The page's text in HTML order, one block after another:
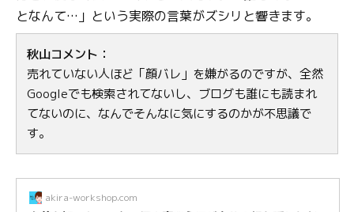
となんて…」という実際の言葉がズシリと響きます。
秋山コメント：
売れていない人ほど「顔バレ」を嫌がるのですが、全然
Googleでも検索されてないし、ブログも誰にも読まれ
てないのに、なんでそんなに気にするのかが不思議で
す。
akira-workshop.com